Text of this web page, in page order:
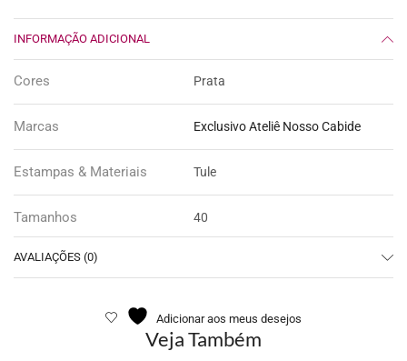
INFORMAÇÃO ADICIONAL
Cores Prata
Marcas Exclusivo Ateliê Nosso Cabide
Estampas & Materiais Tule
Tamanhos 40
AVALIAÇÕES (0)
Adicionar aos meus desejos
Veja Também